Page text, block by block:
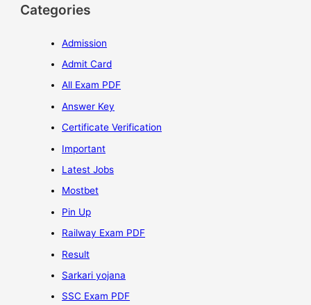
Categories
Admission
Admit Card
All Exam PDF
Answer Key
Certificate Verification
Important
Latest Jobs
Mostbet
Pin Up
Railway Exam PDF
Result
Sarkari yojana
SSC Exam PDF